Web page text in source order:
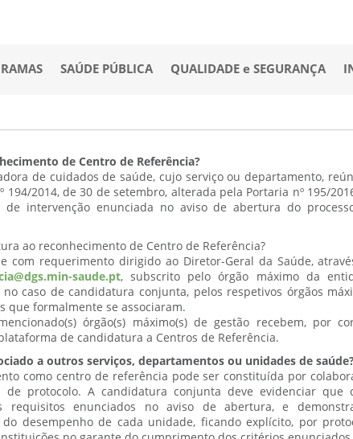
SAÚDE PÚBLICA QUALIDADE e SEGURANÇA
de Centro de Referência?
de cuidados de saúde, cujo serviço ou departamento,
194/2014, de 30 de setembro, alterada pela Portaria nº 195/
intervenção enunciada no aviso de abertura do
ao reconhecimento de Centro de Referência?
com requerimento dirigido ao Diretor-Geral da Saúde,
saude.pt, subscrito pelo órgão máximo da
caso de candidatura conjunta, pelos respetivos órgãos
que formalmente se associaram.
órgão(s) máximo(s) de gestão recebem, por
de candidatura a Centros de Referência.
a outros serviços, departamentos ou unidades de
como centro de referência pode ser constituída por
de protocolo. A candidatura conjunta deve evidenciar que
requisitos enunciados no aviso de abertura, e
desempenho de cada unidade, ficando explícito, por